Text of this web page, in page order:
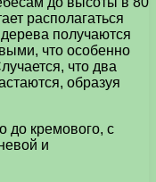
располагаться
получаются
что особенно
что два
образуя
до кремового, с
и